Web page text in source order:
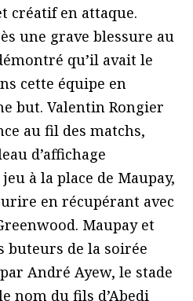
créatif en attaque.
une grave blessure au
qu’il avait le
cette équipe en
but. Valentin Rongier
au fil des matchs,
d’affichage
à la place de Maupay,
en récupérant avec
Maupay et
buteurs de la soirée
André Ayew, le stade
nom du fils d’Abedi